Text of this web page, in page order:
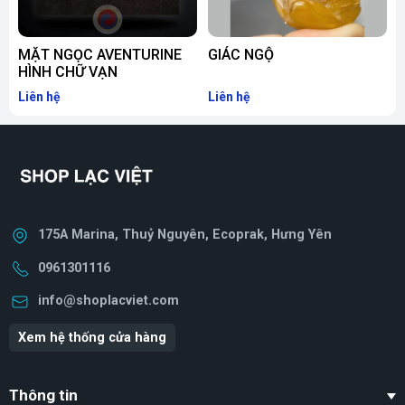
MẶT NGỌC AVENTURINE
HÌNH CHỮ VẠN
Liên hệ
GIÁC NGỘ
Liên hệ
175A Marina, Thuỷ Nguyên, Ecoprak, Hưng Yên
0961301116
info@shoplacviet.com
Xem hệ thống cửa hàng
Thông tin